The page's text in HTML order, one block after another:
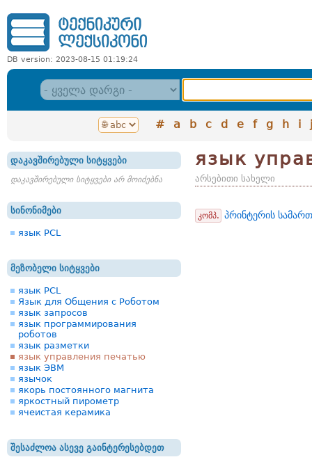
DB version: 2023-08-15 01:19:24
# a b c d e f g h i j
დაკავშირებული სიტყვები
დაკავშირებული სიტყვები არ მოიძებნა
სინონიმები
язык PCL
მეზობელი სიტყვები
язык PCL
Язык для Общения с Роботом
язык запросов
язык программирования
роботов
язык разметки
язык управления печатью
язык ЭВМ
язычок
якорь постоянного магнита
яркостный пирометр
ячеистая керамика
შესაძლოა ასევე გაინტერესებდეთ
язык
არსებითი სახელი
კომპ. პრინტერის